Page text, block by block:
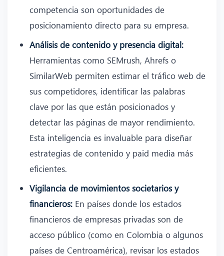
competencia son oportunidades de
posicionamiento directo para su empresa.
Análisis de contenido y presencia digital:
Herramientas como SEMrush, Ahrefs o
SimilarWeb permiten estimar el tráfico web de
sus competidores, identificar las palabras
clave por las que están posicionados y
detectar las páginas de mayor rendimiento.
Esta inteligencia es invaluable para diseñar
estrategias de contenido y paid media más
eficientes.
Vigilancia de movimientos societarios y
financieros: En países donde los estados
financieros de empresas privadas son de
acceso público (como en Colombia o algunos
países de Centroamérica), revisar los estados